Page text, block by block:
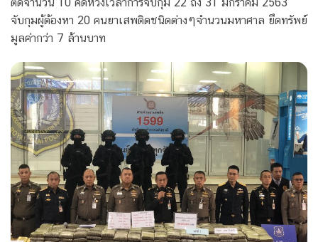
จับกุมผู้ต้องหา 20 คนยาเสพติดชนิดต่างๆจำนวนมหาศาล ยึดทรัพย์
มูลค่ากว่า 7 ล้านบาท